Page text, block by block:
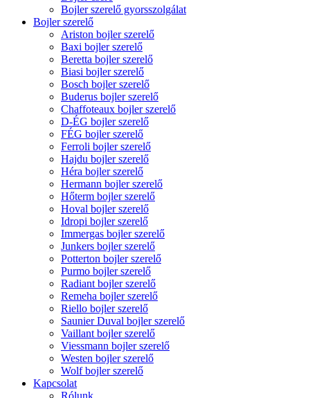
Bojler szerelő gyorsszolgálat
Bojler szerelő
Ariston bojler szerelő
Baxi bojler szerelő
Beretta bojler szerelő
Biasi bojler szerelő
Bosch bojler szerelő
Buderus bojler szerelő
Chaffoteaux bojler szerelő
D-ÉG bojler szerelő
FÉG bojler szerelő
Ferroli bojler szerelő
Hajdu bojler szerelő
Héra bojler szerelő
Hermann bojler szerelő
Hőterm bojler szerelő
Hoval bojler szerelő
Idropi bojler szerelő
Immergas bojler szerelő
Junkers bojler szerelő
Potterton bojler szerelő
Purmo bojler szerelő
Radiant bojler szerelő
Remeha bojler szerelő
Riello bojler szerelő
Saunier Duval bojler szerelő
Vaillant bojler szerelő
Viessmann bojler szerelő
Westen bojler szerelő
Wolf bojler szerelő
Kapcsolat
Rólunk